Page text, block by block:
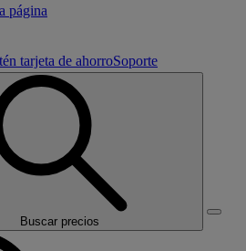
página
tarjeta de ahorroSoporte
Buscar precios